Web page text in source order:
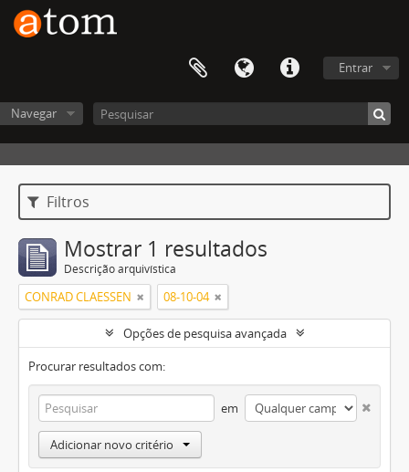
Entrar
Navegar
Filtros
Mostrar 1 resultados
Descrição arquivística
CONRAD CLAESSEN 08-10-04
Opções de pesquisa avançada
Procurar resultados com:
em
Adicionar novo critério